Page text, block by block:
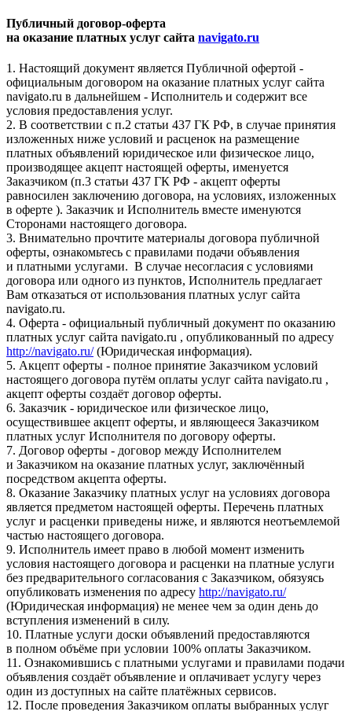
Публичный договор-оферта
на оказание платных услуг сайта navigato.ru
1. Настоящий документ является Публичной офертой -
официальным договором на оказание платных услуг сайта
navigato.ru в дальнейшем - Исполнитель и содержит все
условия предоставления услуг.
2. В соответствии с п.2 статьи 437 ГК РФ, в случае принятия
изложенных ниже условий и расценок на размещение
платных объявлений юридическое или физическое лицо,
производящее акцепт настоящей оферты, именуется
Заказчиком (п.3 статьи 437 ГК РФ - акцепт оферты
равносилен заключению договора, на условиях, изложенных
в оферте ). Заказчик и Исполнитель вместе именуются
Сторонами настоящего договора.
3. Внимательно прочтите материалы договора публичной
оферты, ознакомьтесь с правилами подачи объявления
и платными услугами. В случае несогласия с условиями
договора или одного из пунктов, Исполнитель предлагает
Вам отказаться от использования платных услуг сайта
navigato.ru.
4. Оферта - официальный публичный документ по оказанию
платных услуг сайта navigato.ru , опубликованный по адресу
http://navigato.ru/(Юридическая информация).
5. Акцепт оферты - полное принятие Заказчиком условий
настоящего договора путём оплаты услуг сайта navigato.ru ,
акцепт оферты создаёт договор оферты.
6. Заказчик - юридическое или физическое лицо,
осуществившее акцепт оферты, и являющееся Заказчиком
платных услуг Исполнителя по договору оферты.
7. Договор оферты - договор между Исполнителем
и Заказчиком на оказание платных услуг, заключённый
посредством акцепта оферты.
8. Оказание Заказчику платных услуг на условиях договора
является предметом настоящей оферты. Перечень платных
услуг и расценки приведены ниже, и являются неотъемлемой
частью настоящего договора.
9. Исполнитель имеет право в любой момент изменить
условия настоящего договора и расценки на платные услуги
без предварительного согласования с Заказчиком, обязуясь
опубликовать изменения по адресу http://navigato.ru/
(Юридическая информация) не менее чем за один день до
вступления изменений в силу.
10. Платные услуги доски объявлений предоставляются
в полном объёме при условии 100% оплаты Заказчиком.
11. Ознакомившись с платными услугами и правилами подачи
объявления создаёт объявление и оплачивает услугу через
один из доступных на сайте платёжных сервисов.
12. После проведения Заказчиком оплаты выбранных услуг